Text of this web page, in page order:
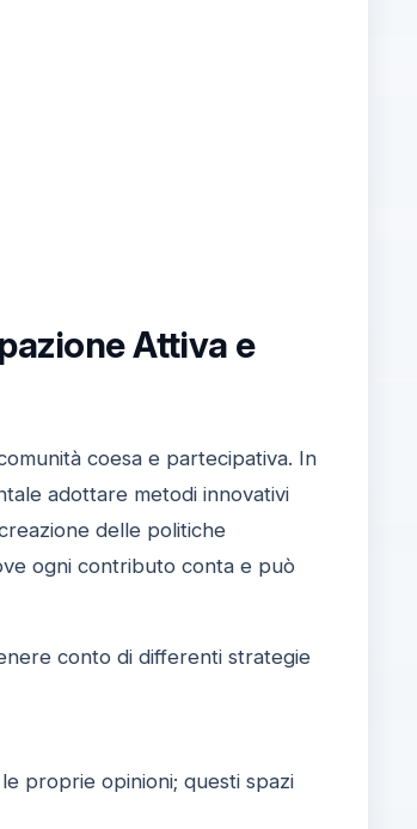
Attiva e
coesa e partecipativa. In
adottare metodi innovativi
delle politiche
ogni contributo conta e può
conto di differenti strategie
proprie opinioni; questi spazi